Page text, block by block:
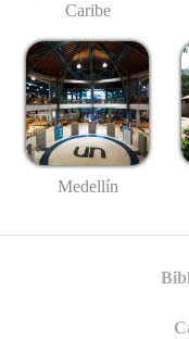
Caribe
Medellín